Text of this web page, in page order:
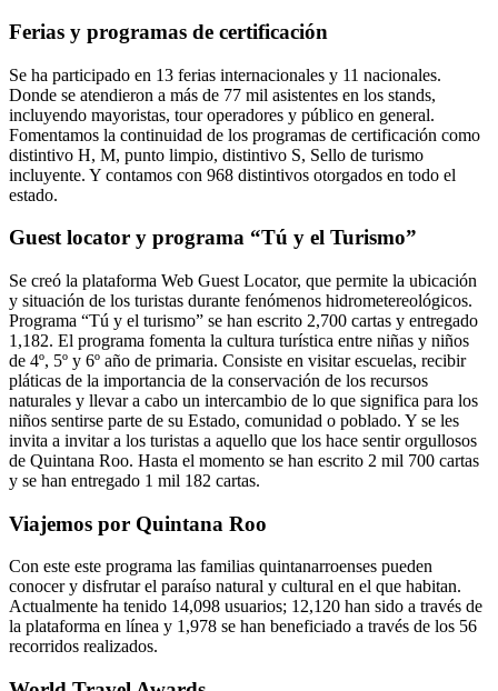
Ferias y programas de certificación
Se ha participado en 13 ferias internacionales y 11 nacionales.
Donde se atendieron a más de 77 mil asistentes en los stands,
incluyendo mayoristas, tour operadores y público en general.
Fomentamos la continuidad de los programas de certificación como
distintivo H, M, punto limpio, distintivo S, Sello de turismo
incluyente. Y contamos con 968 distintivos otorgados en todo el
estado.
Guest locator y programa “Tú y el Turismo”
Se creó la plataforma Web Guest Locator, que permite la ubicación
y situación de los turistas durante fenómenos hidrometereológicos.
Programa “Tú y el turismo” se han escrito 2,700 cartas y entregado
1,182. El programa fomenta la cultura turística entre niñas y niños
de 4º, 5º y 6º año de primaria. Consiste en visitar escuelas, recibir
pláticas de la importancia de la conservación de los recursos
naturales y llevar a cabo un intercambio de lo que significa para los
niños sentirse parte de su Estado, comunidad o poblado. Y se les
invita a invitar a los turistas a aquello que los hace sentir orgullosos
de Quintana Roo. Hasta el momento se han escrito 2 mil 700 cartas
y se han entregado 1 mil 182 cartas.
Viajemos por Quintana Roo
Con este este programa las familias quintanarroenses pueden
conocer y disfrutar el paraíso natural y cultural en el que habitan.
Actualmente ha tenido 14,098 usuarios; 12,120 han sido a través de
la plataforma en línea y 1,978 se han beneficiado a través de los 56
recorridos realizados.